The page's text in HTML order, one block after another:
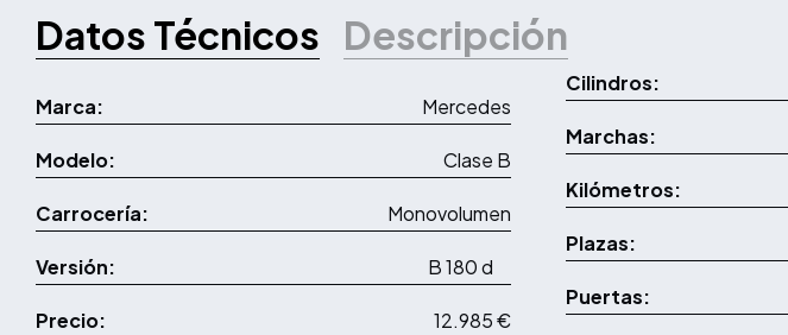
Datos Técnicos Descripción
Marca: Mercedes
Modelo: Clase B
Carrocería: Monovolumen
Versión: B 180 d
Precio: 12.985 €
Cilindros:
Marchas:
Kilómetros:
Plazas:
Puertas: